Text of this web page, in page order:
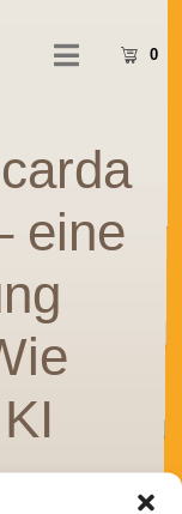
0
eine